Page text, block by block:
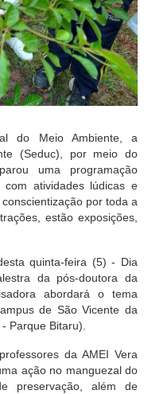
do Meio Ambiente, a
(Seduc), por meio do
uma programação
atividades lúdicas e
por toda a
estão exposições,
quinta-feira (5) - Dia
da pós-doutora da
abordará o tema
de São Vicente da
Parque Bitaru).
da AMEI Vera
ação no manguezal do
preservação, além de